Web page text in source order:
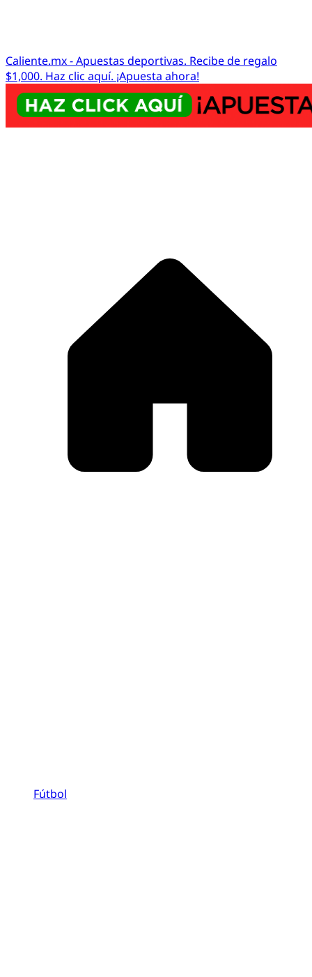
Caliente.mx - Apuestas deportivas. Recibe de regalo
$1,000. Haz clic aquí. ¡Apuesta ahora!
Fútbol